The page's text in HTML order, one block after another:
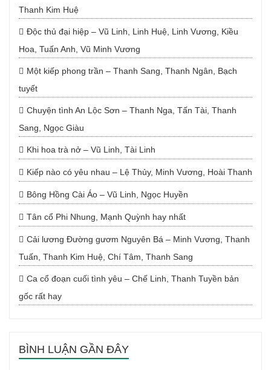
Thanh Kim Huệ
Độc thủ đại hiệp – Vũ Linh, Linh Huệ, Linh Vương, Kiều
Hoa, Tuấn Anh, Vũ Minh Vương
Một kiếp phong trần – Thanh Sang, Thanh Ngân, Bạch
tuyết
Chuyện tình An Lộc Sơn – Thanh Nga, Tấn Tài, Thanh
Sang, Ngọc Giàu
Khi hoa trà nở – Vũ Linh, Tài Linh
Kiếp nào có yêu nhau – Lệ Thủy, Minh Vương, Hoài Thanh
Bông Hồng Cài Áo – Vũ Linh, Ngọc Huyền
Tân cổ Phi Nhung, Mạnh Quỳnh hay nhất
Cải lương Đường gươm Nguyên Bá – Minh Vương, Thanh
Tuấn, Thanh Kim Huệ, Chí Tâm, Thanh Sang
Ca cổ đoạn cuối tình yêu – Chế Linh, Thanh Tuyền bản
gốc rất hay
BÌNH LUẬN GẦN ĐÂY